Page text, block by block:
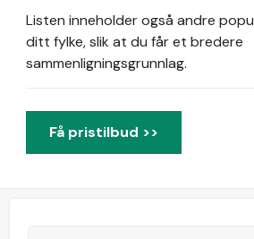
Listen inneholder også andre
ditt fylke, slik at du får et bredere
sammenligningsgrunnlag.
Få pristilbud >>